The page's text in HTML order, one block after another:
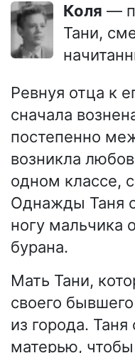
Коля —
Тани,
Ревнуя отца к
сначала
постепенно
возникла
одном классе,
Однажды Таня
ногу мальчика
бурана.
Мать Тани,
своего
из города. Таня
матерью, чтобы